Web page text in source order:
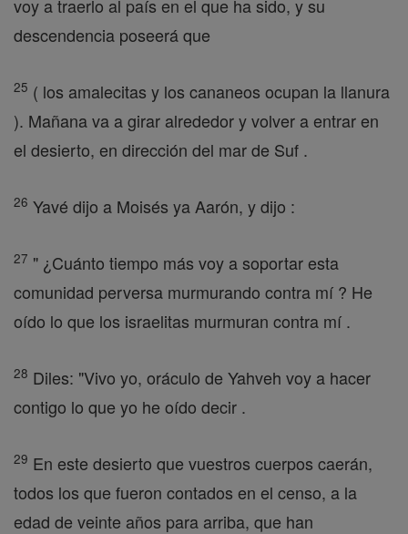
voy a traerlo al país en el que ha sido, y su
descendencia poseerá que
25 ( los amalecitas y los cananeos ocupan la llanura
). Mañana va a girar alrededor y volver a entrar en
el desierto, en dirección del mar de Suf .
26 Yavé dijo a Moisés ya Aarón, y dijo :
27 " ¿Cuánto tiempo más voy a soportar esta
comunidad perversa murmurando contra mí ? He
oído lo que los israelitas murmuran contra mí .
28 Diles: "Vivo yo, oráculo de Yahveh voy a hacer
contigo lo que yo he oído decir .
29 En este desierto que vuestros cuerpos caerán,
todos los que fueron contados en el censo, a la
edad de veinte años para arriba, que han